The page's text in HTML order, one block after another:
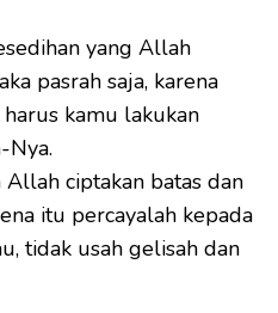
yang Allah
pasrah saja, karena
kamu lakukan
Nya.
ciptakan batas dan
itu percayalah kepada
tidak usah gelisah dan